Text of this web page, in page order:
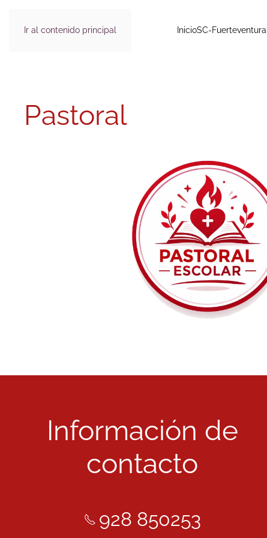
Ir al contenido principal InicioSC-Fuerteventura
Pastoral
Información de
contacto
928 850253